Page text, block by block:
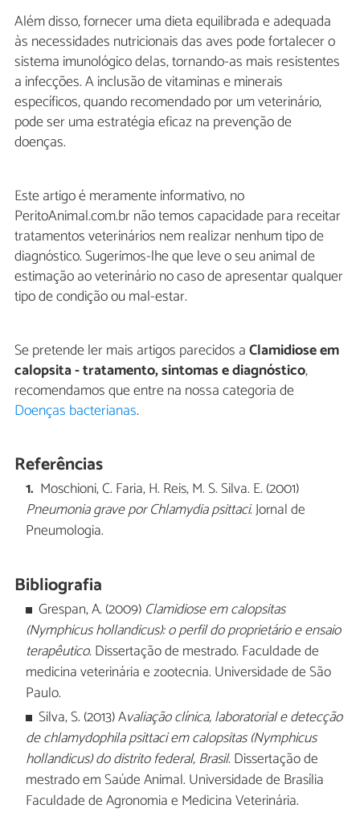
Além disso, fornecer uma dieta equilibrada e adequada
às necessidades nutricionais das aves pode fortalecer o
sistema imunológico delas, tornando-as mais resistentes
a infecções. A inclusão de vitaminas e minerais
específicos, quando recomendado por um veterinário,
pode ser uma estratégia eficaz na prevenção de
doenças.
Este artigo é meramente informativo, no
PeritoAnimal.com.br não temos capacidade para receitar
tratamentos veterinários nem realizar nenhum tipo de
diagnóstico. Sugerimos-lhe que leve o seu animal de
estimação ao veterinário no caso de apresentar qualquer
tipo de condição ou mal-estar.
Se pretende ler mais artigos parecidos aClamidiose em
calopsita - tratamento, sintomas e diagnóstico,
recomendamos que entre na nossa categoria de
Doenças bacterianas.
Referências
Moschioni, C. Faria, H. Reis, M. S. Silva. E. (2001)
Pneumonia grave por Chlamydia psittaci. Jornal de
Pneumologia.
Bibliografia
Grespan, A. (2009) Clamidiose em calopsitas
(Nymphicus hollandicus): o perfil do proprietário e ensaio
terapêutico. Dissertação de mestrado. Faculdade de
medicina veterinária e zootecnia. Universidade de São
Paulo.
Silva, S. (2013) Avaliação clínica, laboratorial e detecção
de chlamydophila psittaci em calopsitas (Nymphicus
hollandicus) do distrito federal, Brasil. Dissertação de
mestrado em Saúde Animal. Universidade de Brasília
Faculdade de Agronomia e Medicina Veterinária.